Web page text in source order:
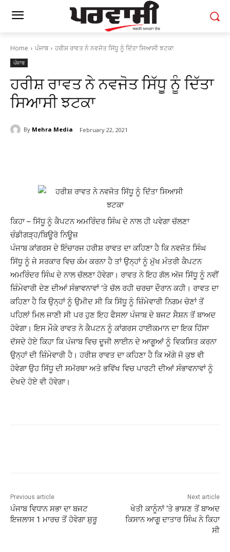
Home ਪੰਜਾਬ ਹਰੀਸ਼ ਰਾਵਤ ਨੇ ਨਵਜੋਤ ਸਿੱਧੂ ਨੂੰ ਦਿੱਤਾ ਸਿਆਸੀ ਝਟਕਾ
ਪੰਜਾਬ
ਹਰੀਸ਼ ਰਾਵਤ ਨੇ ਨਵਜੋਤ ਸਿੱਧੂ ਨੂੰ ਦਿੱਤਾ
ਸਿਆਸੀ ਝਟਕਾ
By Mehra Media February 22, 2021
ਕਿਹਾ – ਸਿੱਧੂ ਨੂੰ ਕੈਪਟਨ ਅਮਰਿੰਦਰ ਸਿੰਘ ਦੇ ਨਾਲ ਹੀ ਪਵੇਗਾ ਚੱਲਣਾ
ਚੰਡੀਗੜ੍ਹ/ਬਿਊਰੋ ਨਿਊਜ਼
ਪੰਜਾਬ ਕਾਂਗਰਸ ਦੇ ਇੰਚਾਰਜ ਹਰੀਸ਼ ਰਾਵਤ ਦਾ ਕਹਿਣਾ ਹੈ ਕਿ ਨਵਜੋਤ ਸਿੰਘ
ਸਿੱਧੂ ਨੂੰ ਜੇ ਸਰਕਾਰ ਵਿਚ ਕੰਮ ਕਰਨਾ ਹੈ ਤਾਂ ਉਨ੍ਹਾਂ ਨੂੰ ਮੁੱਖ ਮੰਤਰੀ ਕੈਪਟਨ
ਅਮਰਿੰਦਰ ਸਿੰਘ ਦੇ ਨਾਲ ਚੱਲਣਾ ਹੋਵੇਗਾ। ਰਾਵਤ ਨੇ ਇਹ ਗੱਲ ਅੱਜ ਸਿੱਧੂ ਨੂੰ ਨਵੀਂ
ਜ਼ਿੰਮੇਵਾਰੀ ਦੇਣ ਦੀਆਂ ਸੰਭਾਵਨਾਵਾਂ ‘ਤੇ ਚੱਲ ਰਹੀ ਚਰਚਾ ਦੌਰਾਨ ਕਹੀ। ਰਾਵਤ ਦਾ
ਕਹਿਣਾ ਹੈ ਕਿ ਉਨ੍ਹਾਂ ਨੂੰ ਉਮੀਦ ਸੀ ਕਿ ਸਿੱਧੂ ਨੂੰ ਜ਼ਿੰਮੇਵਾਰੀ ਨਿਗਮ ਚੋਣਾਂ ਤੋਂ
ਪਹਿਲਾਂ ਮਿਲ ਜਾਣੀ ਸੀ ਪਰ ਹੁਣ ਇਹ ਫੈਸਲਾ ਪੰਜਾਬ ਦੇ ਬਜਟ ਸੈਸ਼ਨ ਤੋਂ ਬਾਅਦ
ਹੋਵੇਗਾ। ਇਸ ਮੌਕੇ ਰਾਵਤ ਨੇ ਕੈਪਟਨ ਨੂੰ ਕਾਂਗਰਸ ਹਾਈਕਮਾਨ ਦਾ ਇਕ ਹਿੱਸਾ
ਦੱਸਦੇ ਹੋਏ ਕਿਹਾ ਕਿ ਪੰਜਾਬ ਵਿਚ ਦੂਜੀ ਲਾਈਨ ਦੇ ਆਗੂਆਂ ਨੂੰ ਵਿਕਸਿਤ ਕਰਨਾ
ਉਨ੍ਹਾਂ ਦੀ ਜ਼ਿੰਮੇਵਾਰੀ ਹੈ। ਹਰੀਸ਼ ਰਾਵਤ ਦਾ ਕਹਿਣਾ ਹੈ ਕਿ ਅੱਗੇ ਜੋ ਕੁਝ ਵੀ
ਹੋਵੇਗਾ ਉਹ ਸਿੱਧੂ ਦੀ ਸਮੱਰਥਾ ਅਤੇ ਭਵਿੱਖ ਵਿਚ ਪਾਰਟੀ ਦੀਆਂ ਸੰਭਾਵਨਾਵਾਂ ਨੂੰ
ਦੇਖਦੇ ਹੋਏ ਵੀ ਹੋਵੇਗਾ।
Previous article
ਪੰਜਾਬ ਵਿਧਾਨ ਸਭਾ ਦਾ ਬਜਟ
ਇਜਲਾਸ 1 ਮਾਰਚ ਤੋਂ ਹੋਵੇਗਾ ਸ਼ੁਰੂ
Next article
ਖੇਤੀ ਕਾਨੂੰਨਾਂ ‘ਤੇ ਭਾਸ਼ਣ ਤੋਂ ਬਾਅਦ
ਕਿਸਾਨ ਆਗੂ ਦਾਤਾਰ ਸਿੰਘ ਨੇ ਕਿਹਾ
ਸੀ